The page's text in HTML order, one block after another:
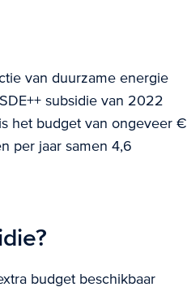
van duurzame energie
subsidie van 2022
het budget van ongeveer €
per jaar samen 4,6
budget beschikbaar